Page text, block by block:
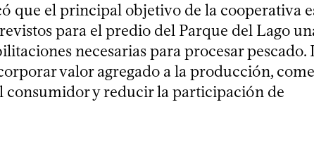
que el principal objetivo de la cooperativa
para el predio del Parque del Lago
necesarias para procesar pescado.
valor agregado a la producción,
consumidor y reducir la participación de